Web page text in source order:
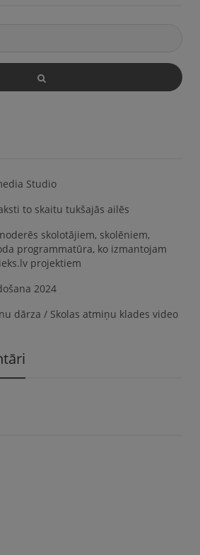
Studio
to skaitu tukšajās ailēs
skolotājiem, skolēniem,
programmatūra, ko izmantojam
projektiem
2024
dārza / Skolas atmiņu klades video